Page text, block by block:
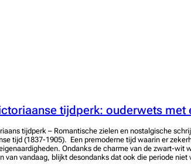
tijdperk: ouderwets met
tijdperk – Romantische zielen en nostalgische
tijd (1837-1905). Een premoderne tijd waarin er
Ondanks de charme van de zwart-wit
van vandaag, blijkt desondanks dat ook die periode niet